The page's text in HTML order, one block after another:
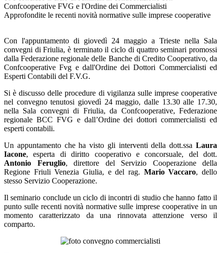
Confcooperative FVG e l'Ordine dei Commercialisti
Approfondite le recenti novità normative sulle imprese cooperative
Con l'appuntamento di giovedì 24 maggio a Trieste nella Sala
convegni di Friulia, è terminato il ciclo di quattro seminari promossi
dalla Federazione regionale delle Banche di Credito Cooperativo, da
Confcooperative Fvg e dall'Ordine dei Dottori Commercialisti ed
Esperti Contabili del F.V.G.
Si è discusso delle procedure di vigilanza sulle imprese cooperative
nel convegno tenutosi giovedì 24 maggio, dalle 13.30 alle 17.30,
nella Sala convegni di Friulia, da Confcooperative, Federazione
regionale BCC FVG e dall’Ordine dei dottori commercialisti ed
esperti contabili.
Un appuntamento che ha visto gli interventi della dott.ssa Laura
Iacone, esperta di diritto cooperativo e concorsuale, del dott.
Antonio Feruglio, direttore del Servizio Cooperazione della
Regione Friuli Venezia Giulia, e del rag. Mario Vaccaro, dello
stesso Servizio Cooperazione.
Il seminario conclude un ciclo di incontri di studio che hanno fatto il
punto sulle recenti novità normative sulle imprese cooperative in un
momento caratterizzato da una rinnovata attenzione verso il
comparto.